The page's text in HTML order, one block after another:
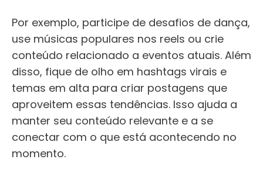
Por exemplo, participe de desafios de dança,
use músicas populares nos reels ou crie
conteúdo relacionado a eventos atuais. Além
disso, fique de olho em hashtags virais e
temas em alta para criar postagens que
aproveitem essas tendências. Isso ajuda a
manter seu conteúdo relevante e a se
conectar com o que está acontecendo no
momento.